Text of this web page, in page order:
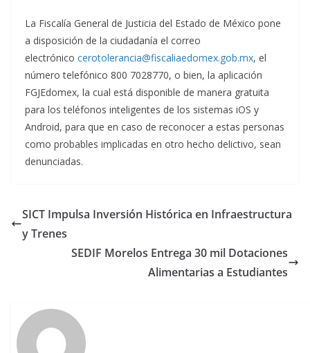
La Fiscalía General de Justicia del Estado de México pone
a disposición de la ciudadanía el correo
electrónico cerotolerancia@fiscaliaedomex.gob.mx, el
número telefónico 800 7028770, o bien, la aplicación
FGJEdomex, la cual está disponible de manera gratuita
para los teléfonos inteligentes de los sistemas iOS y
Android, para que en caso de reconocer a estas personas
como probables implicadas en otro hecho delictivo, sean
denunciadas.
SICT Impulsa Inversión Histórica en Infraestructura
y Trenes
SEDIF Morelos Entrega 30 mil Dotaciones
Alimentarias a Estudiantes